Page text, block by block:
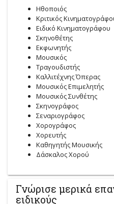
Ηθοποιός
Κριτικός
Ειδικό Κινηματογράφου
Σκηνοθέτης
Εκφωνητής
Μουσικός
Τραγουδιστής
Καλλιτέχνης Όπερας
Μουσικός Επιμελητής
Μουσικός Συνθέτης
Σκηνογράφος
Σεναριογράφος
Χορογράφος
Χορευτής
Καθηγητής Μουσικής
Δάσκαλος Χορού
Γνώρισε μερικά
ειδικούς